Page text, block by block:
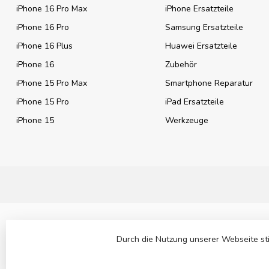
iPhone 16 Pro Max
iPhone 16 Pro
iPhone 16 Plus
iPhone 16
iPhone 15 Pro Max
iPhone 15 Pro
iPhone 15
iPhone Ersatzteile
Samsung Ersatzteile
Huawei Ersatzteile
Zubehör
Smartphone Reparatur
iPad Ersatzteile
Werkzeuge
Durch die Nutzung unserer Webseite